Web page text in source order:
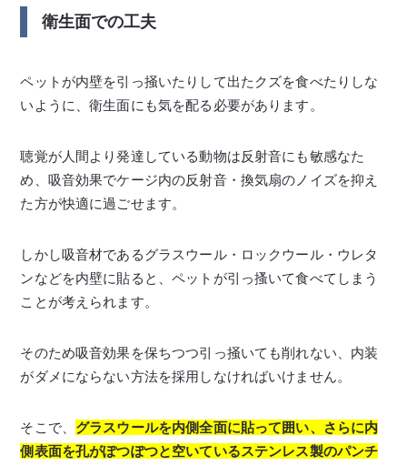
衛生面での工夫
ペットが内壁を引っ掻いたりして出たクズを食べたりしな
いように、衛生面にも気を配る必要があります。
聴覚が人間より発達している動物は反射音にも敏感なた
め、吸音効果でケージ内の反射音・換気扇のノイズを抑え
た方が快適に過ごせます。
しかし吸音材であるグラスウール・ロックウール・ウレタ
ンなどを内壁に貼ると、ペットが引っ搔いて食べてしまう
ことが考えられます。
そのため吸音効果を保ちつつ引っ掻いても削れない、内装
がダメにならない方法を採用しなければいけません。
そこで、 グラスウールを内側全面に貼って囲い、さらに内
側表面を孔がぽつぽつと空いているステンレス製のパンチ